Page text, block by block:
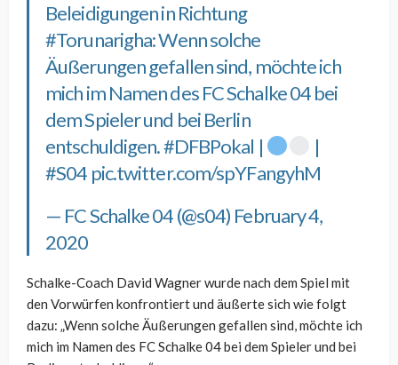
Beleidigungen in Richtung
#Torunarigha: Wenn solche
Äußerungen gefallen sind, möchte ich
mich im Namen des FC Schalke 04 bei
dem Spieler und bei Berlin
entschuldigen.#DFBPokal |
|
#S04 pic.twitter.com/spYFangyhM
— FC Schalke 04 (@s04) February 4,
2020
Schalke-Coach David Wagner wurde nach dem Spiel mit
den Vorwürfen konfrontiert und äußerte sich wie folgt
dazu: „Wenn solche Äußerungen gefallen sind, möchte ich
mich im Namen des FC Schalke 04 bei dem Spieler und bei